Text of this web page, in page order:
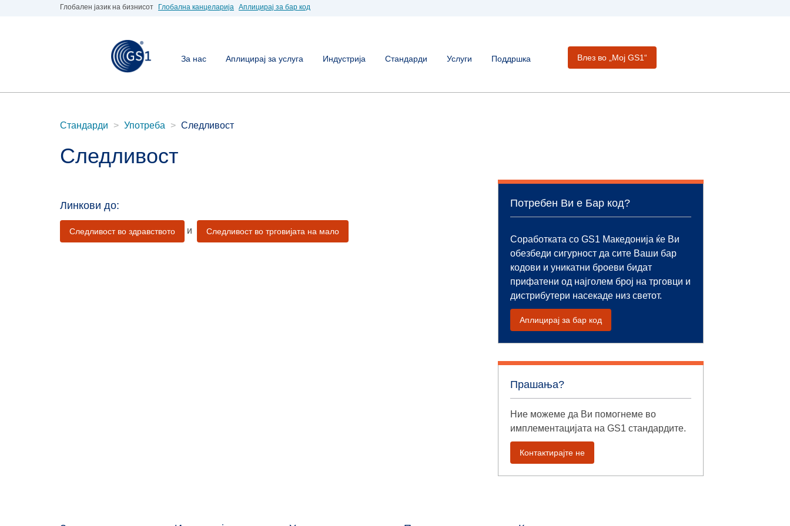
Глобален јазик на бизнисот Глобална канцеларија Аплицирај за бар код
За нас Аплицирај за услуга Индустрија Стандарди Услуги Поддршка Влез во „Moj GS1“
Стандарди Употреба Следливост
Следливост
Линкови до:
Следливост во здравството и Следливост во трговијата на мало
Потребен Ви е Бар код?
Соработката со GS1 Македонија ќе Ви
обезбеди сигурност да сите Ваши бар
кодови и уникатни броеви бидат
прифатени од најголем број на трговци и
дистрибутери насекаде низ светот.
Аплицирај за бар код
Прашања?
Ние можеме да Ви помогнеме во
имплементацијата на GS1 стандардите.
Контактирајте не